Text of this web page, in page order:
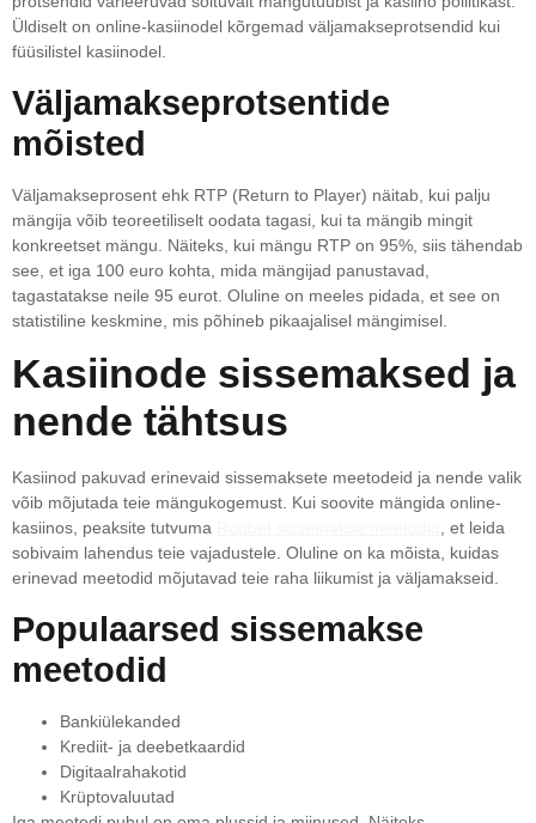
Üldiselt on online-kasiinodel kõrgemad väljamakseprotsendid kui
füüsilistel kasiinodel.
Väljamakseprotsentide
mõisted
Väljamakseprosent ehk RTP (Return to Player) näitab, kui palju
mängija võib teoreetiliselt oodata tagasi, kui ta mängib mingit
konkreetset mängu. Näiteks, kui mängu RTP on 95%, siis tähendab
see, et iga 100 euro kohta, mida mängijad panustavad,
tagastatakse neile 95 eurot. Oluline on meeles pidada, et see on
statistiline keskmine, mis põhineb pikaajalisel mängimisel.
Kasiinode sissemaksed ja
nende tähtsus
Kasiinod pakuvad erinevaid sissemaksete meetodeid ja nende valik
võib mõjutada teie mängukogemust. Kui soovite mängida online-
kasiinos, peaksite tutvuma
, et leida
sobivaim lahendus teie vajadustele. Oluline on ka mõista, kuidas
erinevad meetodid mõjutavad teie raha liikumist ja väljamakseid.
Populaarsed sissemakse
meetodid
Bankiülekanded
Krediit- ja deebetkaardid
Digitaalrahakotid
Krüptovaluutad